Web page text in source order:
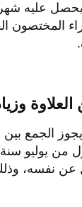
عليه
المختصون
الجمع بين
عن نفسه،